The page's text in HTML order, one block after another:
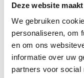
Deze website
We gebruiken
personaliseren, om
en om ons
informatie over uw
partners voor social
Zo